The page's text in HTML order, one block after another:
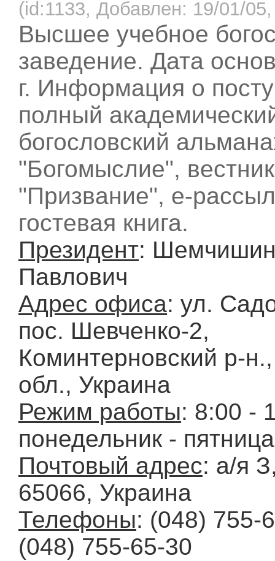
(id:1133, Добавлен: 19/01/
Высшее учебное
заведение. Дата
г. Информация о
полный
богословский
"Богомыслие", вестник
"Призвание", е-
гостевая книга.
Президент:
Павлович
Адрес офиса: ул.
пос. Шевченко-2,
Коминтерновский р-
обл., Украина
Режим работы: 8:00 -
понедельник - пятница
Почтовый адрес: а/я
65066, Украина
Телефоны: (048) 755-
(048) 755-65-30